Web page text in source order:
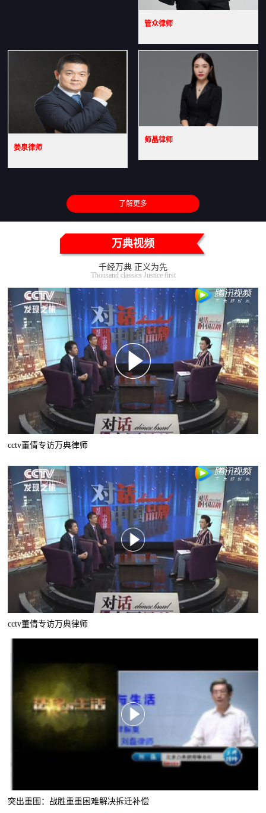
管众律师
姜泉律师
师晶律师
了解更多
万典视频
千经万典 正义为先
Thousand classics Justice first
cctv董倩专访万典律师
cctv董倩专访万典律师
突出重围：战胜重重困难解决拆迁补偿